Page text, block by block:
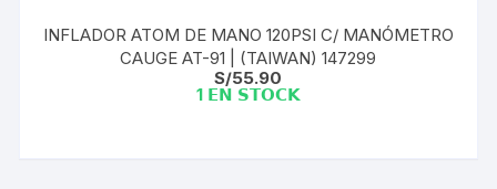
INFLADOR ATOM DE MANO 120PSI C/ MANÓMETRO
CAUGE AT-91 | (TAIWAN) 147299
S/55.90
1 𝗘𝗡 𝗦𝗧𝗢𝗖𝗞